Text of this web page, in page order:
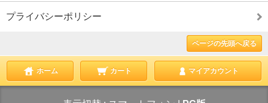
プライバシーポリシー
ページの先頭へ戻る
ホーム カート マイアカウント